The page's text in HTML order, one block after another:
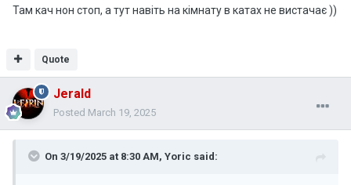
Там кач нон стоп, а тут навіть на кімнату в катах не вистачає ))
Quote
Jerald
Posted March 19, 2025
On 3/19/2025 at 8:30 AM, Yoric said: